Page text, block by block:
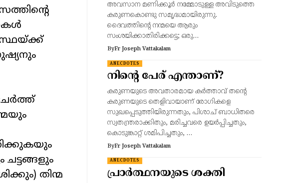
തിന്മ
അവസാന മണിക്കൂർ നമ്മോടുള്ള അവിടുത്തെ
കരുണകൊണ്ടു സമൃദ്ധമായിരുന്നു.
ദൈവത്തിന്റെ നന്മയെ ആരും
സംശയിക്കാതിരിക്കട്ടെ; ഒരു…
ByFr Joseph Vattakalam
ANECDOTES
നിന്റെ പേര് എന്താണ്?
കരുണയുടെ അവതാരമായ കർത്താവ് തന്റെ
കരുണയുടെ തെളിവായാണ് രോഗികളെ
സുഖപ്പെടുത്തിയിരുന്നതും, പിശാച് ബാധിതരെ
സ്വതന്ത്രരാക്കിതും, മരിച്ചവരെ ഉയർപ്പിച്ചതും,
കൊടുങ്കാറ്റ് ശമിപിച്ചതും, …
ByFr Joseph Vattakalam
ANECDOTES
പ്രാർത്ഥനയുടെ ശക്തി